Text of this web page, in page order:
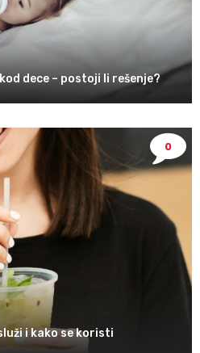
dece – postoji li rešenje?
0
i kako se koristi